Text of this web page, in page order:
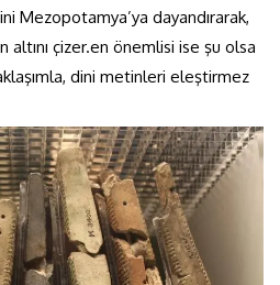
Mezopotamya’ya dayandırarak,
altını çizer.en önemlisi ise şu olsa
dini metinleri eleştirmez